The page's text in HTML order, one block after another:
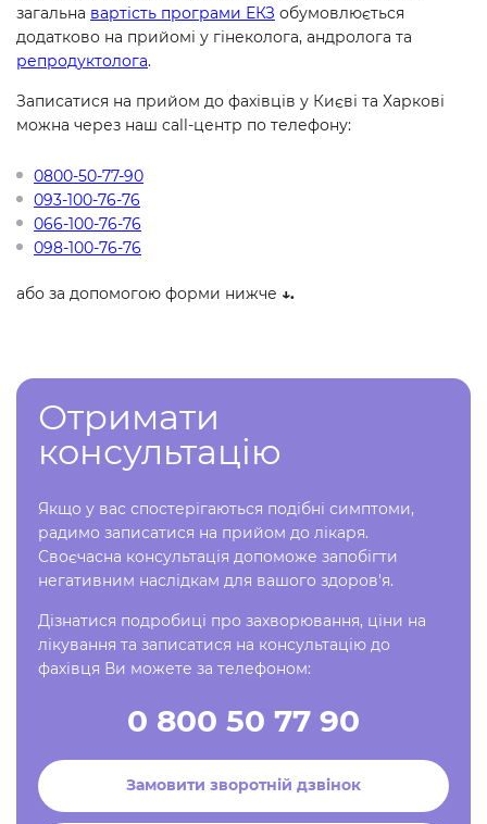
загальна вартість програми ЕКЗ обумовлюється
додатково на прийомі у гінеколога, андролога та
репродуктолога.
Записатися на прийом до фахівців у Києві та Харкові
можна через наш call-центр по телефону:
0800-50-77-90
093-100-76-76
066-100-76-76
098-100-76-76
або за допомогою форми нижче ↓.
Отримати
консультацію
Якщо у вас спостерігаються подібні симптоми,
радимо записатися на прийом до лікаря.
Своєчасна консультація допоможе запобігти
негативним наслідкам для вашого здоров'я.
Дізнатися подробиці про захворювання, ціни на
лікування та записатися на консультацію до
фахівця Ви можете за телефоном:
0 800 50 77 90
Замовити зворотній дзвінок